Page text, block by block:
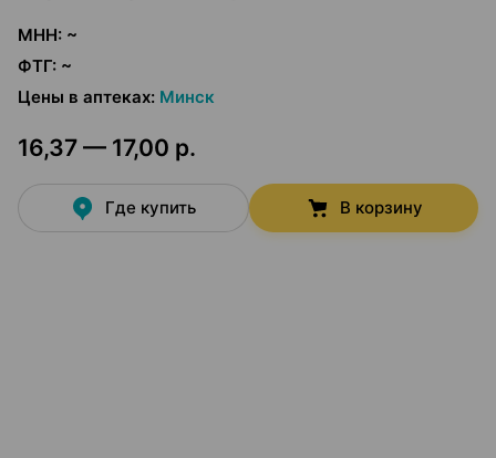
МНН: ~
ФТГ: ~
Цены в аптеках: Минск
16,37 — 17,00 р.
Где купить В корзину